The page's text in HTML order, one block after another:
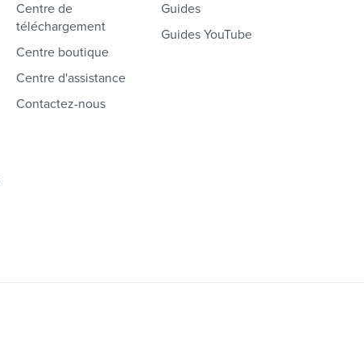
Centre de
téléchargement
Centre boutique
Centre d'assistance
Contactez-nous
Guides
Guides YouTube